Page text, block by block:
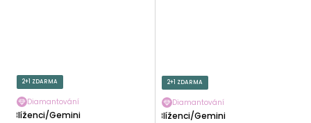
2+1 ZDARMA
Diamantování
Blíženci/Gemini
2+1 ZDARMA
Diamantování
Blíženci/Gemini